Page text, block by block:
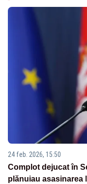
24 feb. 2026, 15:50
Complot dejucat în
plănuiau asasinarea